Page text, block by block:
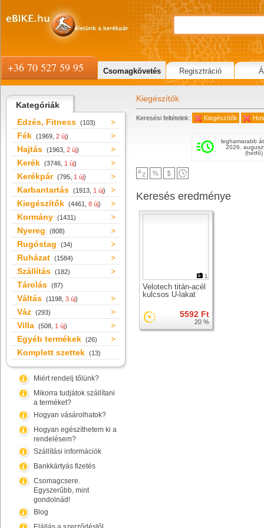
Kategóriák
Edzés, Fitness (103)
Fék (1969, 2 új)
Hajtás (1963, 2 új)
Kerék (3746, 1 új)
Kerékpár (795, 1 új)
Karbantartás (1913, 1 új)
Kiegészítők (4461, 8 új)
Kormány (1431)
Nyereg (808)
Rugóstag (34)
Ruházat (1584)
Szállítás (182)
Tárolás (87)
Váltás (1198, 3 új)
Váz (293)
Villa (508, 1 új)
Egyéb termékek (26)
Komplett szettek (13)
Miért rendelj tőlünk?
Mikorra tudjátok szállítani
a terméket?
Hogyan vásárolhatok?
Hogyan egészíthetem ki a
rendelésem?
Szállítási információk
Bankkártyás fizetés
Csomagcsere.
Egyszerűbb, mint
gondolnád!
Blog
Kiegészítők
Keresési feltételek: Kiegészítők
leghamarabb
2026.
(hétfő)
Keresés eredménye
1
Velotech titán-acél
kulcsos U-lakat
5592 Ft
20 %
+36 70 527 59 95 Csomagkövetés Regisztráció